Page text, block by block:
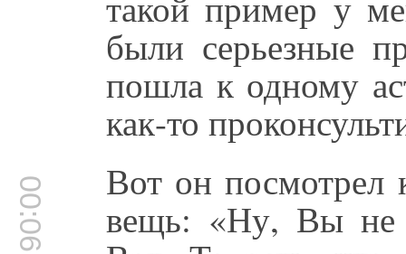
были серьезные
пошла к одному
как-то
Вот он посмотрел
вещь: «Ну, Вы не